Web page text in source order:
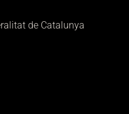
de Catalunya